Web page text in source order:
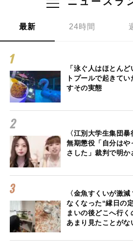
最新 24時間
「泳ぐ人はほとん
トプールで起きて
すその実態
〈江別大学生集団
無期懲役「自分はや
さした」裁判で明か
〈金魚すくいが激
なくなった“縁日の
まいの後どこへ行
あまり見たことがな